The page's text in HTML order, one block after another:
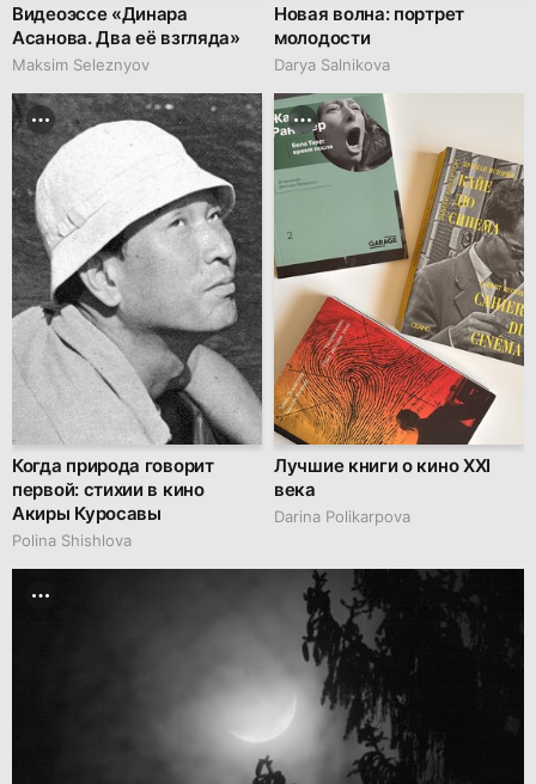
Видеоэссе «Динара
Асанова. Два её взгляда»
Maksim Seleznyov
Новая волна: портрет
молодости
Darya Salnikova
Когда природа говорит
первой: стихии в кино
Акиры Куросавы
Polina Shishlova
Лучшие книги о кино XXI
века
Darina Polikarpova